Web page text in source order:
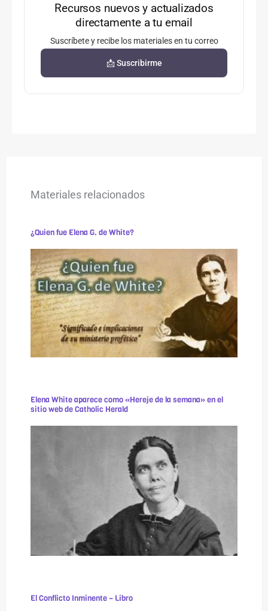
Recursos nuevos y actualizados
directamente a tu email
Suscríbete y recibe los materiales en tu correo
📩 Suscribirme
Materiales relacionados
¿Quien fue Elena G. de White?
Elena White aparece como «Hereje de la semana» en el
sitio web de Catholic Herald
El Conflicto Inminente – Libro